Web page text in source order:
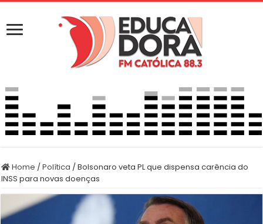
Home /Política /Bolsonaro veta PL que dispensa carência do
INSS para novas doenças